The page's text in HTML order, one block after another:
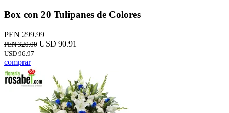
Box con 20 Tulipanes de Colores
PEN 299.99
PEN 320.00 USD 90.91
USD 96.97
comprar